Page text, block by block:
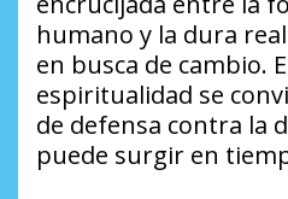
humano y la dura
en busca de cambio.
espiritualidad se
de defensa contra la
puede surgir en